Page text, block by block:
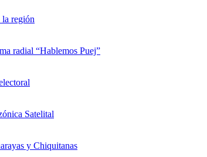
la región
radial “Hablemos Puej”
Satelital
y Chiquitanas